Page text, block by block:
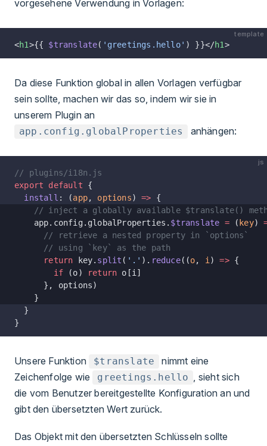
vorgesehene Verwendung in Vorlagen:
template
<h1>{{ $translate( 'greetings.hello' ) }}</h1>
Da diese Funktion global in allen Vorlagen verfügbar
sein sollte, machen wir das so, indem wir sie in
unserem Plugin an
app.config.globalProperties anhängen:
js
// plugins/i18n.js
export default {
  install
: (app, options) => {
// inject a globally available $translate()
    app.config.globalProperties.
$translate = ( key)
      // retrieve a nested property in `options`
      // using `key` as the path
      return
key. split ( '.' ). reduce((o, i ) => {
        if
(o) return o[i]
      }, options)
    }
  }
}
Unsere Funktion $translate
nimmt eine
Zeichenfolge wie
greetings.hello , sieht sich
die vom Benutzer bereitgestellte Konfiguration an und
gibt den übersetzten Wert zurück.
Das Objekt mit den übersetzten Schlüsseln sollte